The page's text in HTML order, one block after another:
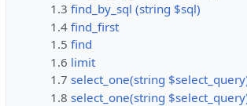
1.3 find_by_sql (string $sql)
1.4 find_first
1.5 find
1.6 limit
1.7 select_one(string
1.8 select_one(string